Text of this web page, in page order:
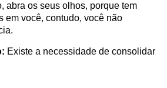
abra os seus olhos, porque tem
em você, contudo, você não
Existe a necessidade de consolidar